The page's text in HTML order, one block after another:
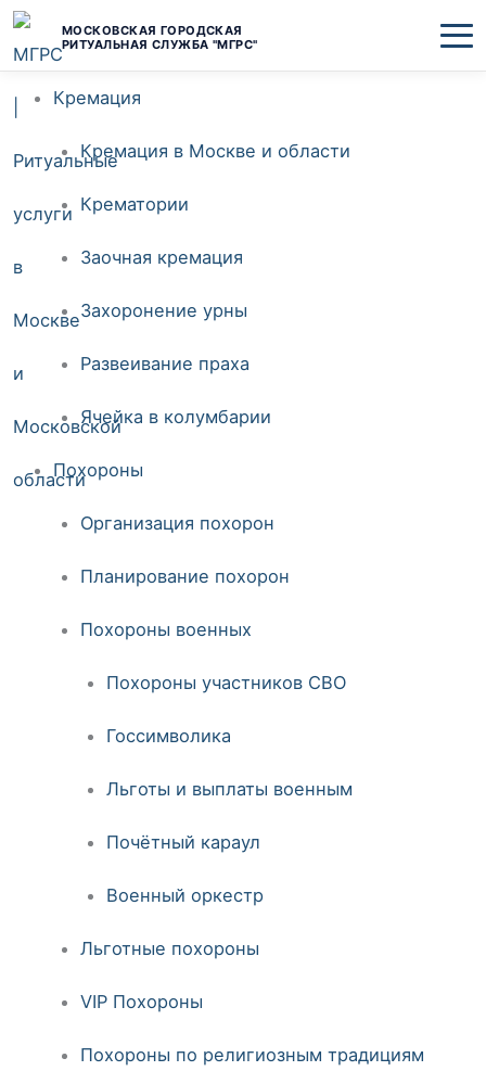
Перейти
к
МОСКОВСКАЯ ГОРОДСКАЯ
РИТУАЛЬНАЯ СЛУЖБА "МГРС"
Кремация
Кремация в Москве и области
Крематории
Заочная кремация
Захоронение урны
Развеивание праха
Ячейка в колумбарии
Похороны
Организация похорон
Планирование похорон
Похороны военных
Похороны участников СВО
Госсимволика
Льготы и выплаты военным
Почётный караул
Военный оркестр
Льготные похороны
VIP Похороны
Похороны по религиозным традициям